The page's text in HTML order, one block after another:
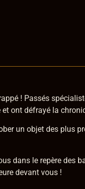
! Passés
ont défrayé la
un objet des plus
dans le repère des
devant vous !